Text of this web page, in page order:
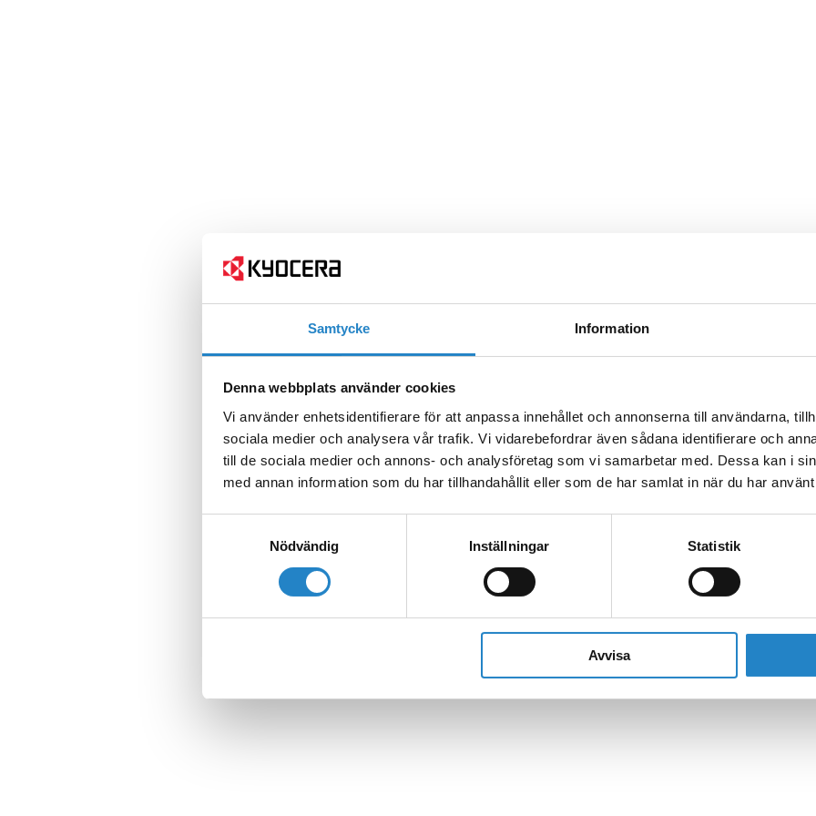
Samtycke Information
Denna webbplats använder cookies
Vi använder enhetsidentifierare för att anpassa innehållet och annonserna till användarna,
sociala medier och analysera vår trafik. Vi vidarebefordrar även sådana identifierare och
till de sociala medier och annons- och analysföretag som vi samarbetar med. Dessa kan i
med annan information som du har tillhandahållit eller som de har samlat in när du har
Nödvändig
Inställningar Statistik
Avvisa